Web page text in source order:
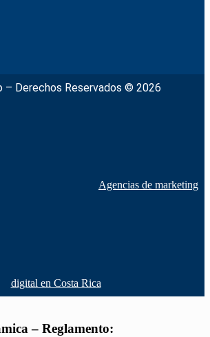
– Derechos Reservados © 2026
Agencias de marketing
digital en Costa Rica
– Reglamento: